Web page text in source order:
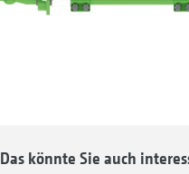
Das könnte Sie auch